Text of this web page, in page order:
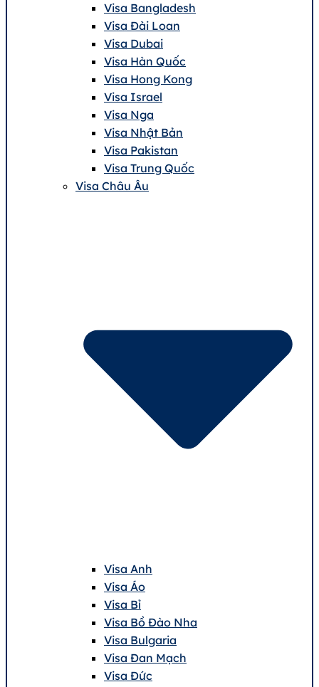
Visa Bangladesh
Visa Đài Loan
Visa Dubai
Visa Hàn Quốc
Visa Hong Kong
Visa Israel
Visa Nga
Visa Nhật Bản
Visa Pakistan
Visa Trung Quốc
Visa Châu Âu
Visa Anh
Visa Áo
Visa Bỉ
Visa Bồ Đào Nha
Visa Bulgaria
Visa Đan Mạch
Visa Đức